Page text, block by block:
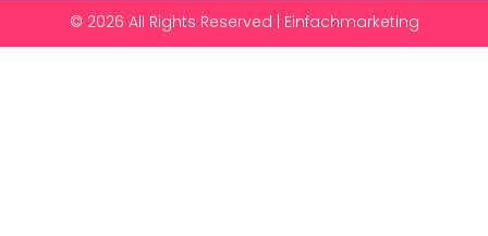
© 2026 All Rights Reserved | Einfachmarketing